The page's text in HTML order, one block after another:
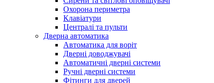
Охорона периметра
Клавіатури
Централі та пульти
Дверна автоматика
Автоматика для воріт
Дверні доводжувачі
Автоматичні дверні системи
Ручні дверні системи
Фітинги для дверей